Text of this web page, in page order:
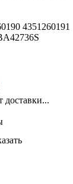
4351260191
доставки...